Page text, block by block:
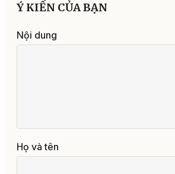
Ý KIẾN CỦA BẠN
Nội dung
Họ và tên